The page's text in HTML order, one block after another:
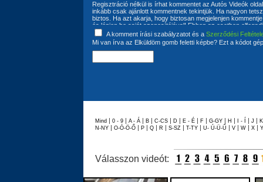
Regisztráció nélkül is írhat kommentet az Autós Videók
inkább csak ajánlott kommentnek tekintjük. Ha nagyon
biztos. Ha azt akarja, hogy biztosan megjelenjen
és lépjen be saját azonosítójával! Ebben az esetben
következő: A komment írója kijelenti, hogy kommentjébe
felhasználó szavatol azért, hogy az általa írt kommentek
jogok jogvédelem alá eső jogait nem sértik, továbbá
felhasználási jogokkal rendelkezik. A szerzői és
megváltoztatására, illetve teljes törlésére.
A komment írási szabályzatot és a Szerződési
Mi van írva az Elküldöm gomb feletti képbe? Ezt a kódot
Mind | 0 - 9 | A - Á | B | C-CS | D | E - É | F | G-GY | H | I - Í | J |
N-NY | O-Ó-Ö-Ő | P | Q | R | S-SZ | T-TY | U- Ú-Ü-Ű | V | W | X |
Válasszon videót: